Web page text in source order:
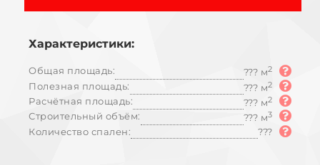
Характеристики:
Общая площадь: ??? м2
Полезная площадь: ??? м2
Расчётная площадь: ??? м2
Строительный объём: ??? м3
Количество спален: ???